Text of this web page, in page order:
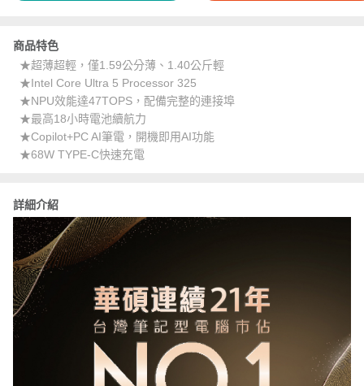
商品特色
★超薄超輕，僅1.59公分薄、1.40公斤輕
★Intel Core Ultra 5 Processor 325
★NPU效能達47TOPS，配備完整的連接埠
★最高18小時電池續航力
★Copilot+PC AI筆電，開機即用AI功能
★68W TYPE-C快速充電
詳細介紹